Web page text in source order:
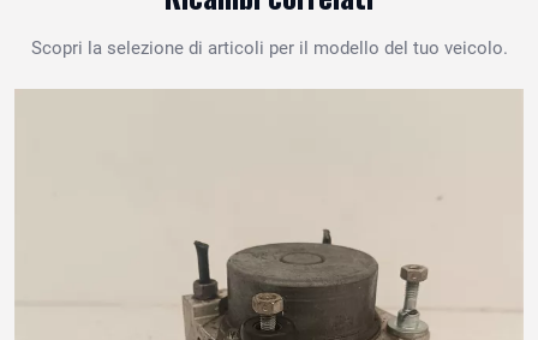
Scopri la selezione di articoli per il modello del tuo veicolo.